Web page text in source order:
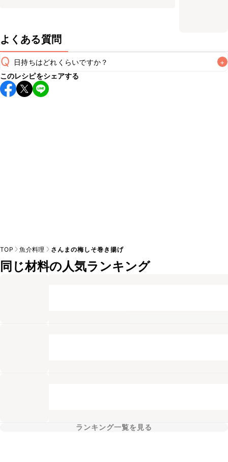
よくある質問
Q 日持ちはどれくらいですか？ +
保存期間は冷蔵で翌日中が目安です。なるべくお早めにお召
し上がりください。
このレシピをシェアする
TOP 魚介料理 さんまの梅しそ巻き揚げ
同じ材料の人気ランキング
ランキング一覧を見る